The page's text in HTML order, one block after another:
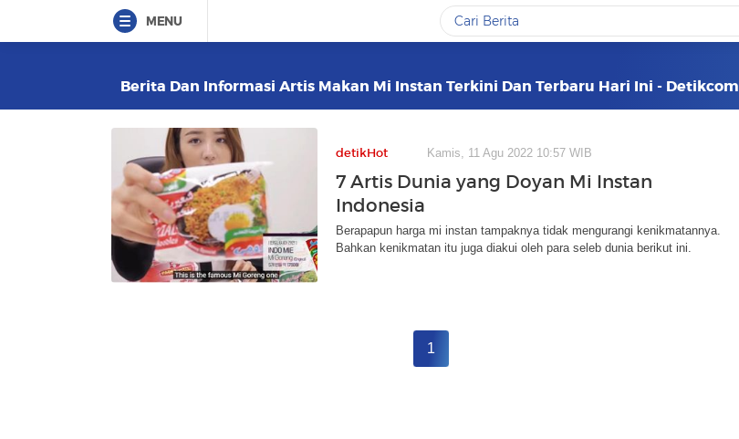
MENU
Berita Dan Informasi Artis Makan Mi Instan Terkini Dan Terbaru Hari Ini - Detikcom
detikHot Kamis, 11 Agu 2022 10:57 WIB
7 Artis Dunia yang Doyan Mi Instan
Indonesia
Berapapun harga mi instan tampaknya tidak mengurangi kenikmatannya.
Bahkan kenikmatan itu juga diakui oleh para seleb dunia berikut ini.
1